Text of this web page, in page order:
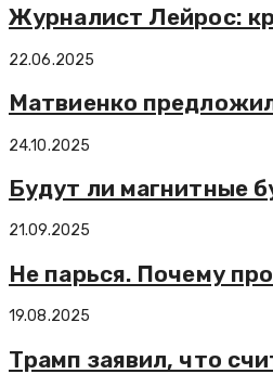
Журналист Лейрос:
22.06.2025
Матвиенко
24.10.2025
Будут ли магнитные
21.09.2025
Не парься. Почему
19.08.2025
Трамп заявил, что